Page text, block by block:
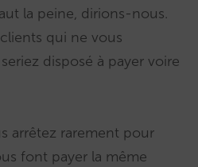
la peine, dirions-nous.
qui ne vous
disposé à payer voire
arrêtez rarement pour
font payer la même